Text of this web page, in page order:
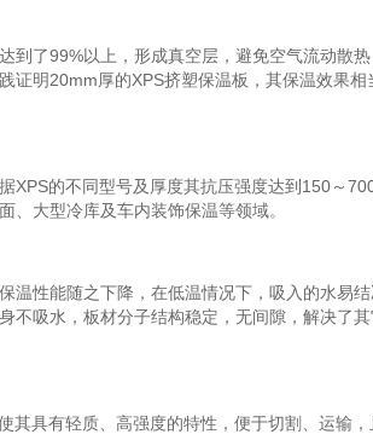
了99%以上，形成真空层，避免空气流动散
明20mm厚的XPS挤塑保温板，其保温效果相
XPS的不同型号及厚度其抗压强度达到150～
、大型冷库及车内装饰保温等领域。
温性能随之下降，在低温情况下，吸入的水易
不吸水，板材分子结构稳定，无间隙，解决了
具有轻质、高强度的特性，便于切割、运输，